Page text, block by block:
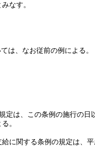
なす。
は、なお従前の例による。
は、この条例の施行の
。
に関する条例の規定は、